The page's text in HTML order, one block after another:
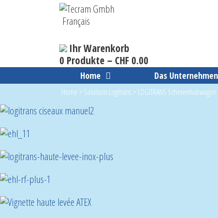
Français
Ihr Warenkorb
0 Produkte – CHF 0.00
Home Das Unternehmen
Home > Solutions Logitrans> LOGITRANS Scherenhubwagen